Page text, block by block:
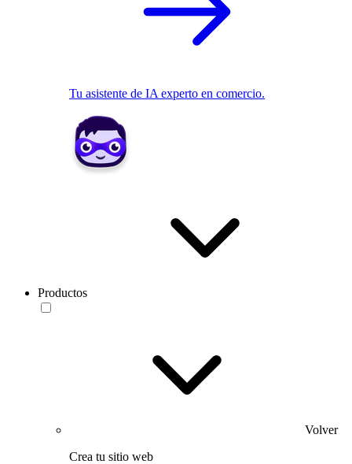
Tu asistente de IA experto en comercio.
Productos
Volver
Crea tu sitio web